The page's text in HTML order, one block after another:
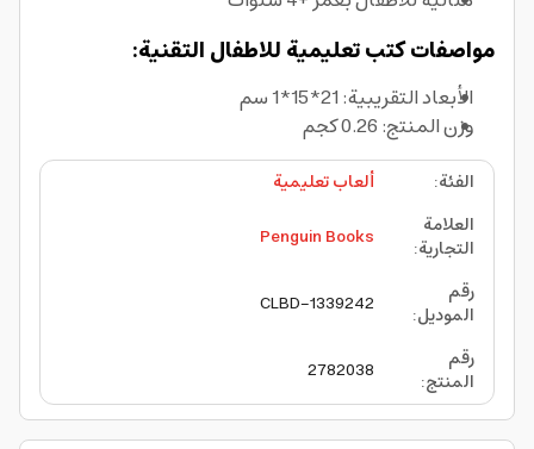
مواصفات كتب تعليمية للاطفال التقنية:
الأبعاد التقريبية: 21*15*1 سم
وزن المنتج: 0.26 كجم
الفئة:
ألعاب تعليمية
العلامة
التجارية:
Penguin Books
رقم
الموديل:
CLBD-1339242
رقم
المنتج:
2782038